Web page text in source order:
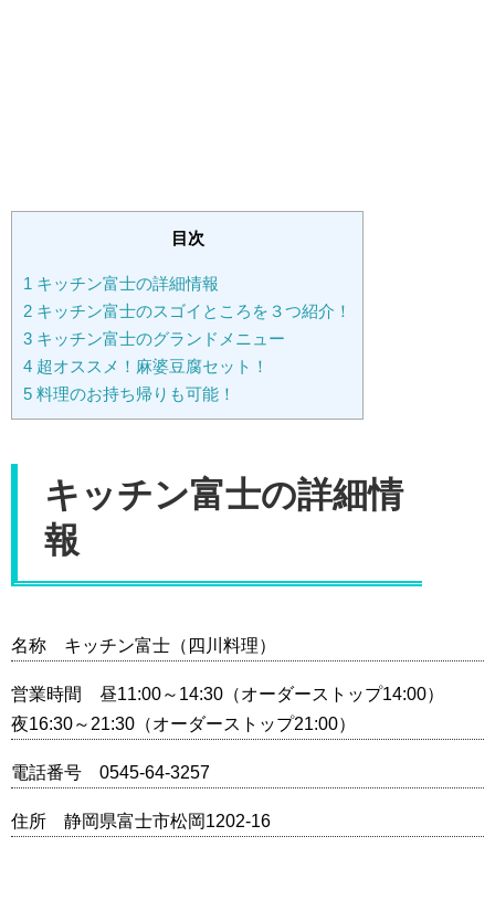
目次
1 キッチン富士の詳細情報
2 キッチン富士のスゴイところを３つ紹介！
3 キッチン富士のグランドメニュー
4 超オススメ！麻婆豆腐セット！
5 料理のお持ち帰りも可能！
キッチン富士の詳細情
報
名称 キッチン富士（四川料理）
営業時間 昼11:00～14:30（オーダーストップ14:00）
夜16:30～21:30（オーダーストップ21:00）
電話番号 0545-64-3257
住所 静岡県富士市松岡1202-16